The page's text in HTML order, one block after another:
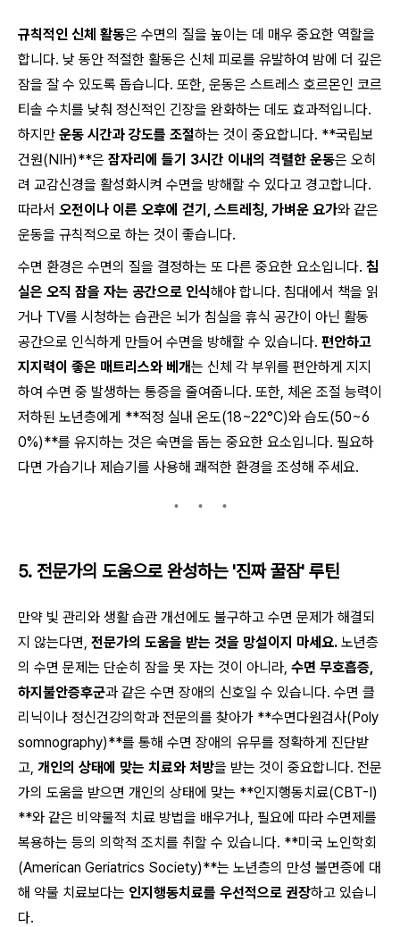
규칙적인 신체 활동은 수면의 질을 높이는 데 매우 중요한 역할을
합니다. 낮 동안 적절한 활동은 신체 피로를 유발하여 밤에 더 깊은
잠을 잘 수 있도록 돕습니다. 또한, 운동은 스트레스 호르몬인 코르
티솔 수치를 낮춰 정신적인 긴장을 완화하는 데도 효과적입니다.
하지만 운동 시간과 강도를 조절하는 것이 중요합니다. **국립보
건원(NIH)**은 잠자리에 들기 3시간 이내의 격렬한 운동은 오히
려 교감신경을 활성화시켜 수면을 방해할 수 있다고 경고합니다.
따라서 오전이나 이른 오후에 걷기, 스트레칭, 가벼운 요가와 같은
운동을 규칙적으로 하는 것이 좋습니다.
수면 환경은 수면의 질을 결정하는 또 다른 중요한 요소입니다. 침
실은 오직 잠을 자는 공간으로 인식해야 합니다. 침대에서 책을 읽
거나 TV를 시청하는 습관은 뇌가 침실을 휴식 공간이 아닌 활동
공간으로 인식하게 만들어 수면을 방해할 수 있습니다. 편안하고
지지력이 좋은 매트리스와 베개는 신체 각 부위를 편안하게 지지
하여 수면 중 발생하는 통증을 줄여줍니다. 또한, 체온 조절 능력이
저하된 노년층에게 **적정 실내 온도(18~22°C)와 습도(50~6
0%)**를 유지하는 것은 숙면을 돕는 중요한 요소입니다. 필요하
다면 가습기나 제습기를 사용해 쾌적한 환경을 조성해 주세요.
5. 전문가의 도움으로 완성하는 '진짜 꿀잠' 루틴
만약 빛 관리와 생활 습관 개선에도 불구하고 수면 문제가 해결되
지 않는다면, 전문가의 도움을 받는 것을 망설이지 마세요. 노년층
의 수면 문제는 단순히 잠을 못 자는 것이 아니라, 수면 무호흡증,
하지불안증후군과 같은 수면 장애의 신호일 수 있습니다. 수면 클
리닉이나 정신건강의학과 전문의를 찾아가 **수면다원검사(Poly
somnography)**를 통해 수면 장애의 유무를 정확하게 진단받
고, 개인의 상태에 맞는 치료와 처방을 받는 것이 중요합니다. 전문
가의 도움을 받으면 개인의 상태에 맞는 **인지행동치료(CBT-I)
**와 같은 비약물적 치료 방법을 배우거나, 필요에 따라 수면제를
복용하는 등의 의학적 조치를 취할 수 있습니다. **미국 노인학회
(American Geriatrics Society)**는 노년층의 만성 불면증에 대
해 약물 치료보다는 인지행동치료를 우선적으로 권장하고 있습니
다.